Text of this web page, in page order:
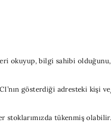
okuyup, bilgi sahibi
gösterdiği adresteki kişi
tükenmiş